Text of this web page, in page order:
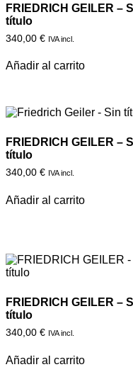
FRIEDRICH GEILER –
título
340,00 € IVA incl.
Añadir al carrito
FRIEDRICH GEILER –
título
340,00 € IVA incl.
Añadir al carrito
FRIEDRICH GEILER –
título
340,00 € IVA incl.
Añadir al carrito